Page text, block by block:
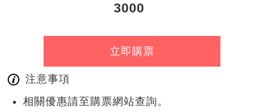
3000
立即購票
注意事項
相關優惠請至購票網站查詢。